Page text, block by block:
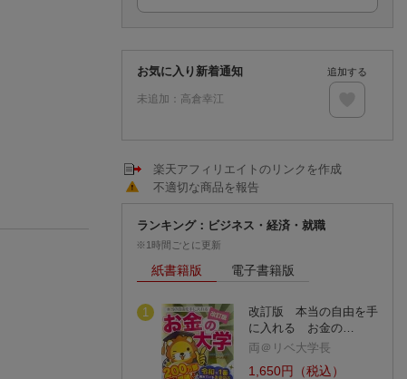
お気に入り新着通知
未追加： 高倉幸江
追加する
楽天アフィリエイトのリンクを作成
不適切な商品を報告
ランキング：ビジネス・経済・就職
※1時間ごとに更新
紙書籍版 電子書籍版
1
改訂版 本当の自由を手
に入れる お金の…
両＠リベ大学長
1,650円（税込）